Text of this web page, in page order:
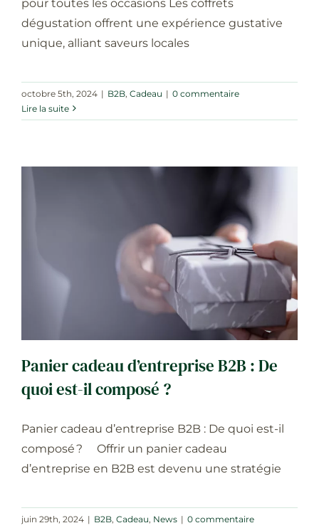
pour toutes les occasions Les coffrets
dégustation offrent une expérience gustative
unique, alliant saveurs locales
octobre 5th, 2024 | B2B, Cadeau | 0 commentaire
Lire la suite
Panier cadeau d’entreprise B2B : De
quoi est-il composé ?
Cadeau News
Panier cadeau d’entreprise B2B : De
quoi est-il composé ?
Panier cadeau d’entreprise B2B : De quoi est-il
composé ? Offrir un panier cadeau
d’entreprise en B2B est devenu une stratégie
juin 29th, 2024 | B2B, Cadeau, News | 0 commentaire